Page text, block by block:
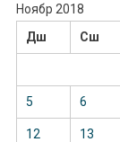
Ноябр 2018
Дш
Сш
5 6
12 13